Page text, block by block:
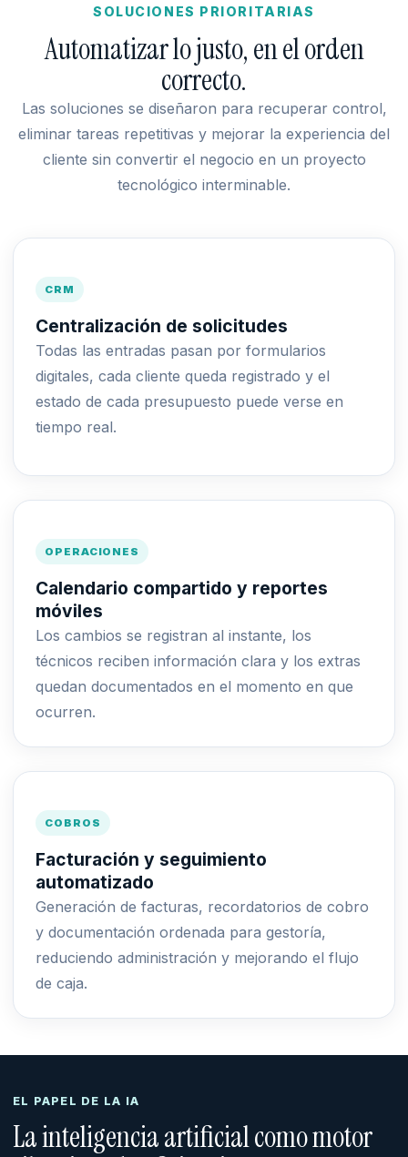
SOLUCIONES PRIORITARIAS
Automatizar lo justo, en el orden
correcto.
Las soluciones se diseñaron para recuperar control,
eliminar tareas repetitivas y mejorar la experiencia del
cliente sin convertir el negocio en un proyecto
tecnológico interminable.
CRM
Centralización de solicitudes
Todas las entradas pasan por formularios
digitales, cada cliente queda registrado y el
estado de cada presupuesto puede verse en
tiempo real.
OPERACIONES
Calendario compartido y reportes
móviles
Los cambios se registran al instante, los
técnicos reciben información clara y los extras
quedan documentados en el momento en que
ocurren.
COBROS
Facturación y seguimiento
automatizado
Generación de facturas, recordatorios de cobro
y documentación ordenada para gestoría,
reduciendo administración y mejorando el flujo
de caja.
EL PAPEL DE LA IA
La inteligencia artificial como motor